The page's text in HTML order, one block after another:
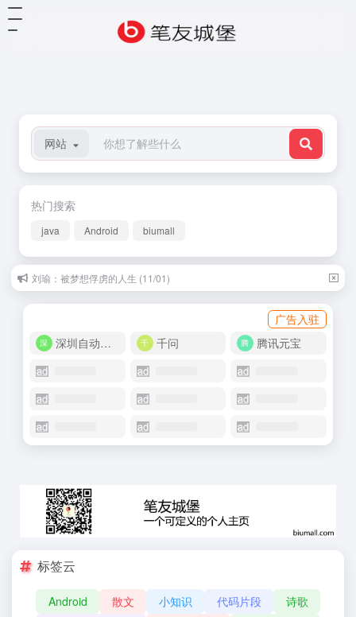
网站
热门搜索
java Android biumall
刘瑜：被梦想俘虏的人生 (11/01)
广告入驻
深圳自动化商城
千问 腾讯元宝
标签云
Android 散文 小知识 代码片段
诗歌